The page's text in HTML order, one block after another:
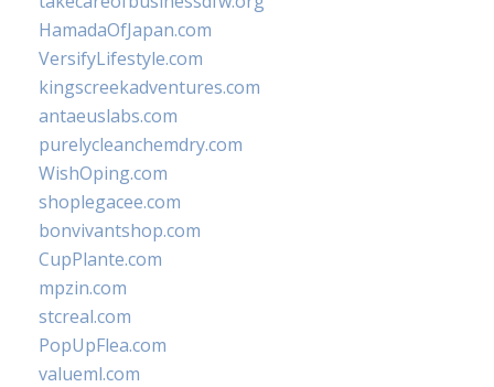
HamadaOfJapan.com
VersifyLifestyle.com
kingscreekadventures.com
antaeuslabs.com
purelycleanchemdry.com
WishOping.com
shoplegacee.com
bonvivantshop.com
CupPlante.com
mpzin.com
stcreal.com
PopUpFlea.com
valueml.com